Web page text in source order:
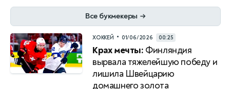
Все букмекеры →
ХОККЕЙ • 01/06/2026 00:25
Крах мечты: Финляндия
вырвала тяжелейшую победу и
лишила Швейцарию
домашнего золота